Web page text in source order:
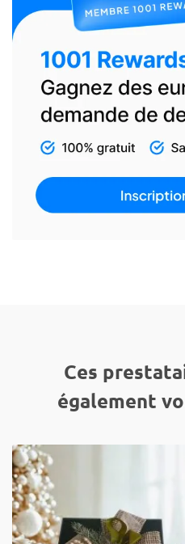
Ces
également